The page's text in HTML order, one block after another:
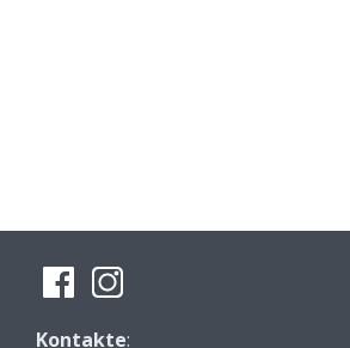
Kontakte: